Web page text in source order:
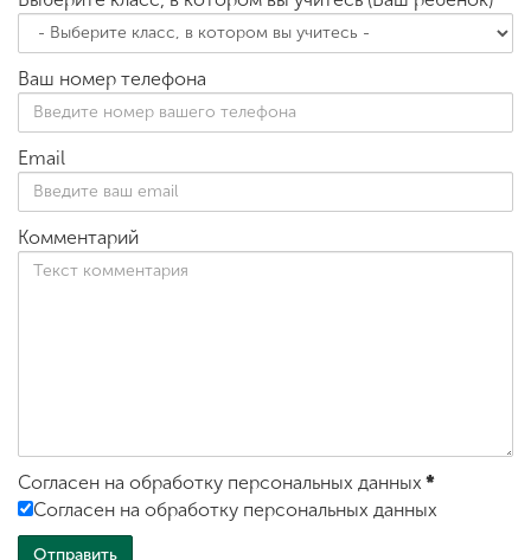
Ваш номер телефона
Email
Комментарий
Согласен на обработку персональных данных *
Согласен на обработку персональных данных